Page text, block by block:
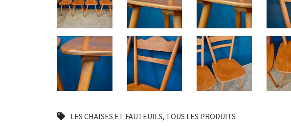
LES CHAISES ET FAUTEUILS, TOUS LES PRODUITS